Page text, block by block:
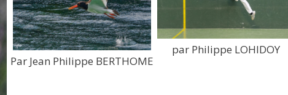
Par Jean Philippe BERTHOME
par Philippe LOHIDOY